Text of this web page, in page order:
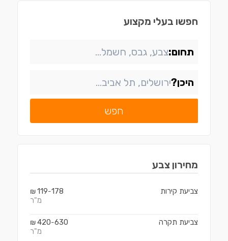
חפשו בעלי מקצוע
תחום:
היכן?
חפש
מחירון צבע
צביעת קירות 119-178
₪
מ"ר
צביעת תקרה 420-630
₪
מ"ר